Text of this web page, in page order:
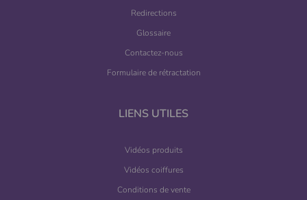
Redirections
Glossaire
Contactez-nous
Formulaire de rétractation
LIENS UTILES
Vidéos produits
Vidéos coiffures
Conditions de vente